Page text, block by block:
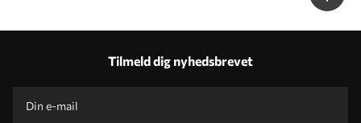
Tilmeld dig nyhedsbrevet